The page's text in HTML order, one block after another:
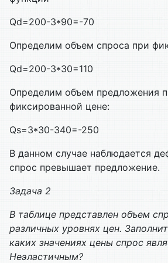
Qd=200-3*90=-70
Определим объем спроса при
Qd=200-3*30=110
Определим объем предложения
фиксированной цене:
Qs=3*30-340=-250
В данном случае наблюдается
спрос превышает предложение.
Задача 2
В таблице представлен объем
различных уровнях цен.
каких значениях цены спрос
Неэластичным?